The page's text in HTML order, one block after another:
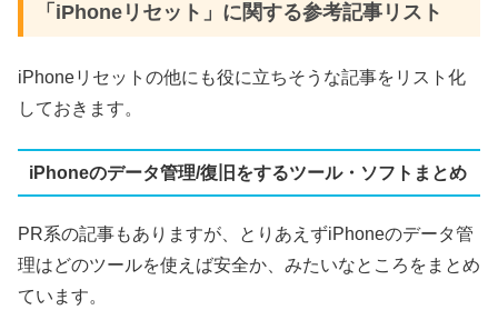
「iPhoneリセット」に関する参考記事リスト
iPhoneリセットの他にも役に立ちそうな記事をリスト化
しておきます。
iPhoneのデータ管理/復旧をするツール・ソフトまとめ
PR系の記事もありますが、とりあえずiPhoneのデータ管
理はどのツールを使えば安全か、みたいなところをまとめ
ています。